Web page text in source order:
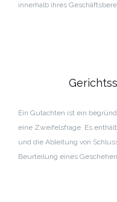
innerhalb ihres
Ein Gutachten ist ein
eine Zweifelsfrage. Es
und die Ableitung von
Beurteilung eines